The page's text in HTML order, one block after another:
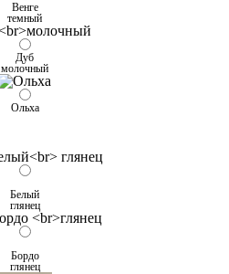
Венге
темный
Дуб
молочный
Ольха
Белый
глянец
Бордо
глянец